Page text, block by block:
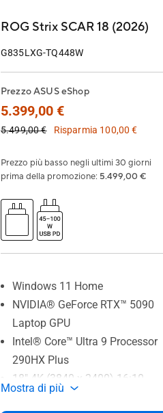
ROG Strix SCAR 18 (2026)
G835LXG-TQ448W
Prezzo ASUS eShop
5.399,00 €
5.499,00 € Risparmia 100,00 €
Prezzo più basso negli ultimi 30 giorni
prima della promozione: 5.499,00 €
Windows 11 Home
NVIDIA® GeForce RTX™ 5090
Laptop GPU
Intel® Core™ Ultra 9 Processor
290HX Plus
18" 4K (3840 x 2400) 16:10
240Hz ROG Nebula HDR Display
Mostra di più